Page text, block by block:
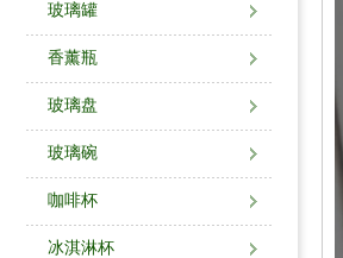
玻璃罐
香薰瓶
玻璃盘
玻璃碗
咖啡杯
冰淇淋杯